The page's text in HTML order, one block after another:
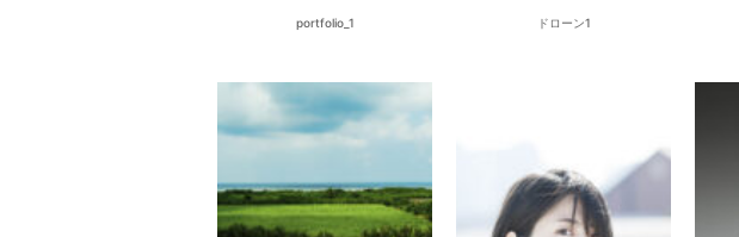
portfolio_1 ドローン1